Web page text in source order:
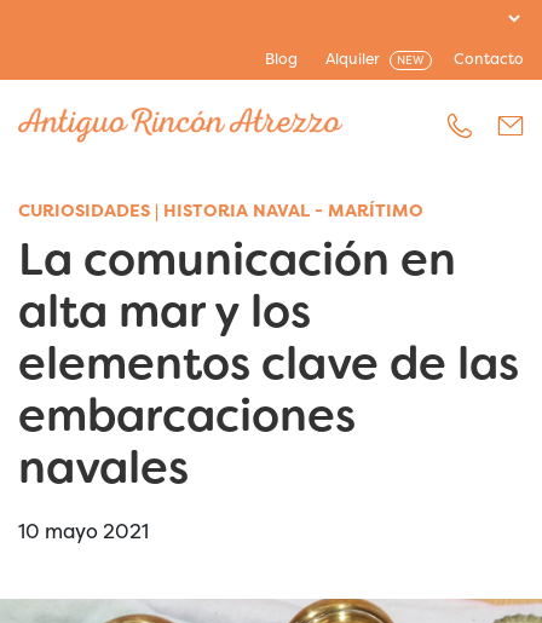
Blog Alquiler NEW Contacto
CURIOSIDADES | HISTORIA NAVAL - MARÍTIMO
La comunicación en
alta mar y los
elementos clave de las
embarcaciones
navales
10 mayo 2021